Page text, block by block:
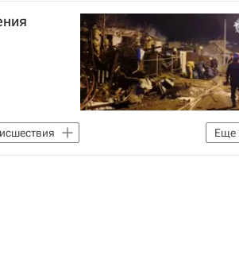
Еще
30 в Иркутске